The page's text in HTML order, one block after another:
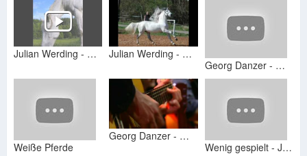
Julian Werding - Weisse Pferde
Julian Werding - Weisse Pferde
Georg Danzer - Weisse Pferde - WWF-Club - 1985
Weiße Pferde
Georg Danzer - Weisse Pferde ( selten )
Wenig gespielt - Juliane Werding